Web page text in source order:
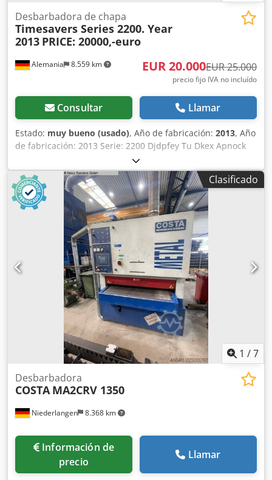
Alemania 8.559 km
Desbarbadora de chapa
Timesavers Series 2200. Year
2013 PRICE: 20000,-euro
EUR 20.000EUR 25.000
precio fijo IVA no incluído
Consultar Llamar
Estado: muy bueno (usado), Año de fabricación: 2013, Año
de fabricación: 2013 Serie: 2200 Djdpfey Tu Dkex Apnock
Clasificado
1 /7
Niederlangen 8.368 km
Desbarbadora
COSTA MA2CRV 1350
Información de
precio
Llamar